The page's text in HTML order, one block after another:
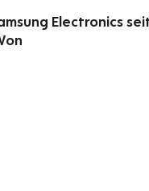
Electronics